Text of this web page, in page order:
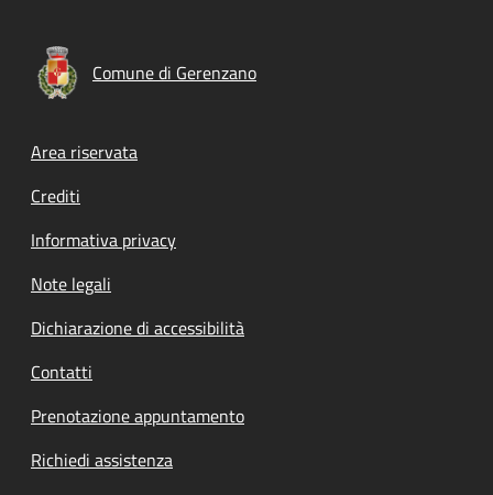
Comune di Gerenzano
Footer menu
Area riservata
Crediti
Informativa privacy
Note legali
Dichiarazione di accessibilità
Contatti
Prenotazione appuntamento
Richiedi assistenza